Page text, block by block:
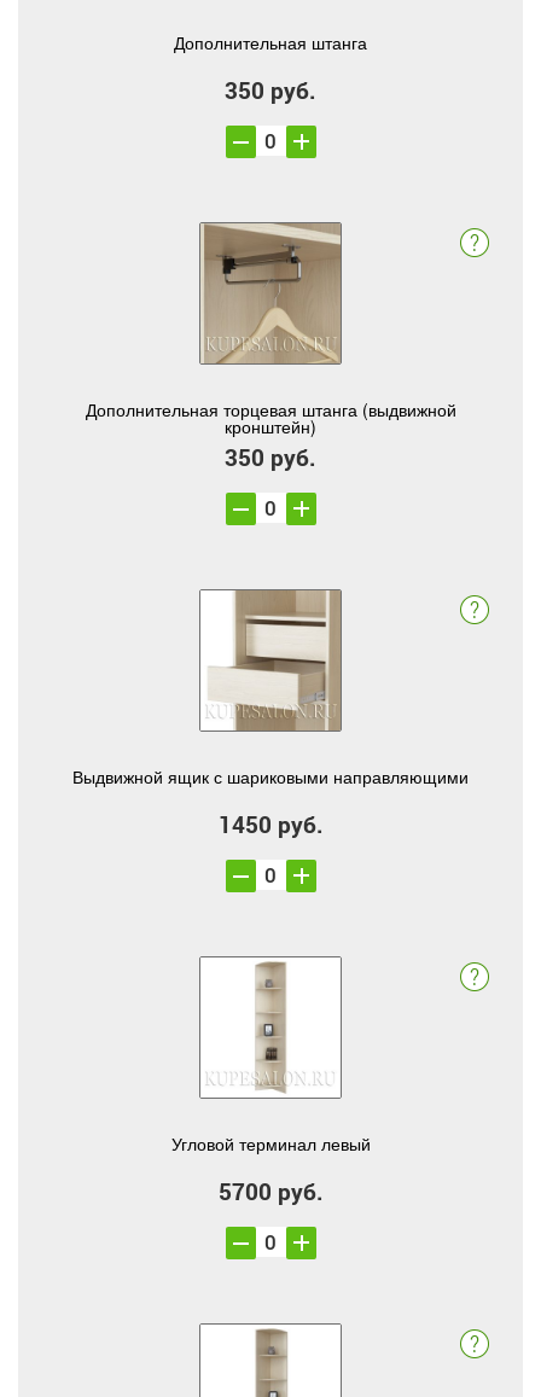
Дополнительная штанга
350 руб.
Дополнительная торцевая штанга (выдвижной
кронштейн)
350 руб.
Выдвижной ящик с шариковыми направляющими
1450 руб.
Угловой терминал левый
5700 руб.